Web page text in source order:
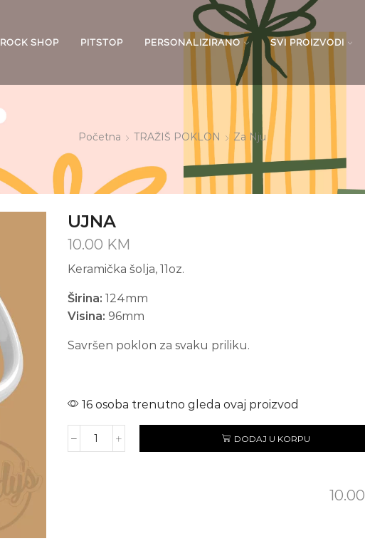
ROCK SHOP PITSTOP PERSONALIZIRANO SVI PROIZVODI
Početna TRAŽIŠ POKLON Za Nju
UJNA
10.00 KM
Keramička šolja, 11oz.
Širina: 124mm
Visina: 96mm
Savršen poklon za svaku priliku.
16 osoba trenutno gleda ovaj proizvod
UJNA
DODAJ U KORPU
10.00